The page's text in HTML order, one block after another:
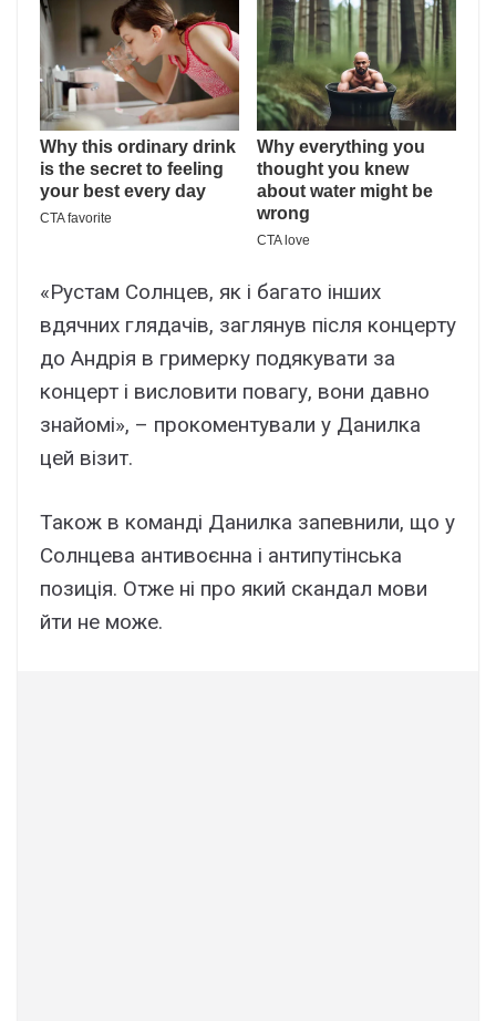
«Рустам Солнцев, як і багато інших
вдячних глядачів, заглянув після концерту
до Андрія в гримерку подякувати за
концерт і висловити повагу, вони давно
знайомі», – прокоментували у Данилка
цей візит.
Також в команді Данилка запевнили, що у
Солнцева антивоєнна і антипутінська
позиція. Отже ні про який скандал мови
йти не може.